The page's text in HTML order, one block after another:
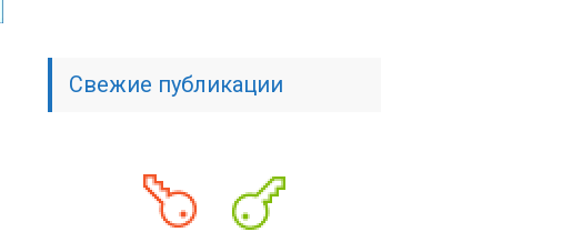
Свежие публикации